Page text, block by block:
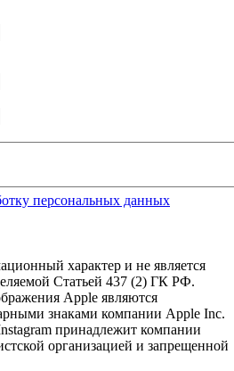
персональных данных
характер и не является
Статьей 437 (2) ГК РФ.
Apple являются
знаками компании Apple Inc.
принадлежит компании
организацией и запрещенной